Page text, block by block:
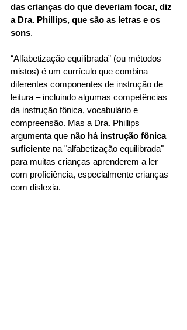
das crianças do que deveriam focar, diz
a Dra. Phillips, que são as letras e os
sons.
“Alfabetização equilibrada” (ou métodos
mistos) é um currículo que combina
diferentes componentes de instrução de
leitura – incluindo algumas competências
da instrução fônica, vocabulário e
compreensão. Mas a Dra. Phillips
argumenta que não há instrução fônica
suficiente na "alfabetização equilibrada"
para muitas crianças aprenderem a ler
com proficiência, especialmente crianças
com dislexia.